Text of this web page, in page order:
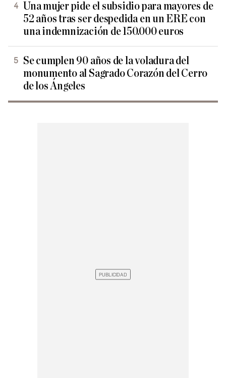
Una mujer pide el subsidio para mayores de
52 años tras ser despedida en un ERE con
una indemnización de 150.000 euros
Se cumplen 90 años de la voladura del
monumento al Sagrado Corazón del Cerro
de los Ángeles